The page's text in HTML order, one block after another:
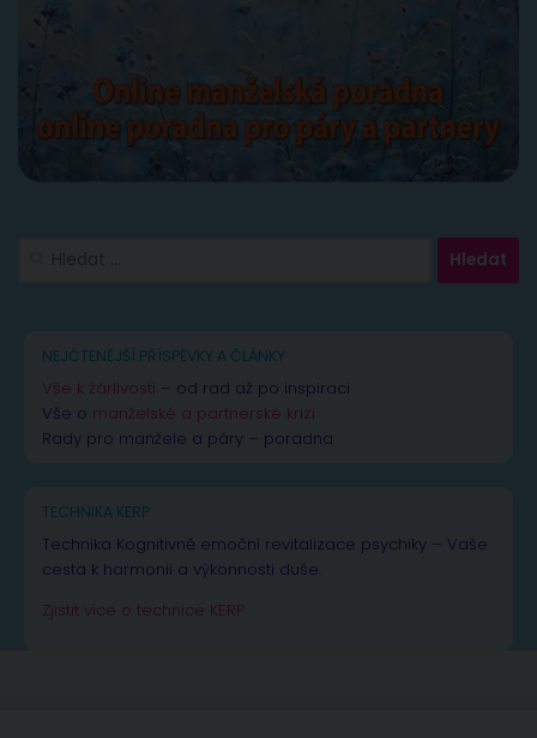
NEJČTENĚJŠÍ PŘÍSPĚVKY A ČLÁNKY
Vše k žárlivosti – od rad až po inspiraci
Vše o manželské a partnerské krizi
Rady pro manžele a páry – poradna
TECHNIKA KERP
Technika Kognitivně emoční revitalizace psychiky – Vaše
cesta k harmonii a výkonnosti duše.
Zjistit více o technice KERP